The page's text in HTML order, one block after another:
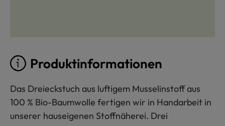
Produktinformationen
Das Dreieckstuch aus luftigem Musselinstoff aus
100 % Bio-Baumwolle fertigen wir in Handarbeit in
unserer hauseigenen Stoffnäherei. Drei